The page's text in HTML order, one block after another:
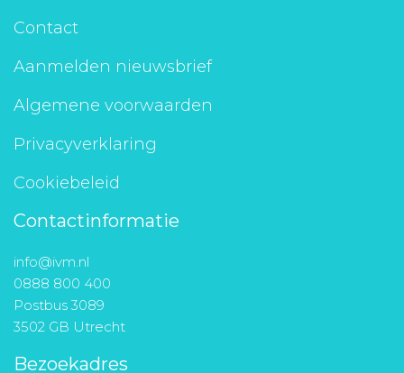
Contact
Aanmelden nieuwsbrief
Algemene voorwaarden
Privacyverklaring
Cookiebeleid
Contactinformatie
info@ivm.nl
0888 800 400
Postbus 3089
3502 GB Utrecht
Bezoekadres